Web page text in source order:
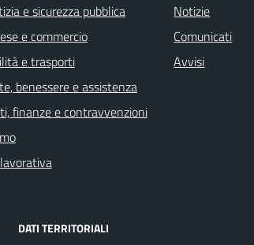
e sicurezza pubblica
e commercio
e trasporti
benessere e assistenza
finanze e contravvenzioni
Notizie
Comunicati
Avvisi
DATI TERRITORIALI